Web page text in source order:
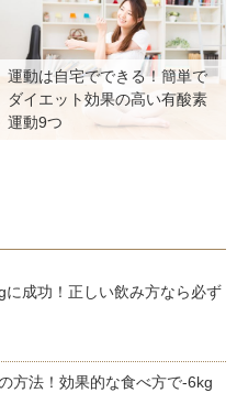
運動は自宅でできる！簡単で
ダイエット効果の高い有酸素
運動9つ
成功！正しい飲み方なら必ず
方法！効果的な食べ方で-6kg